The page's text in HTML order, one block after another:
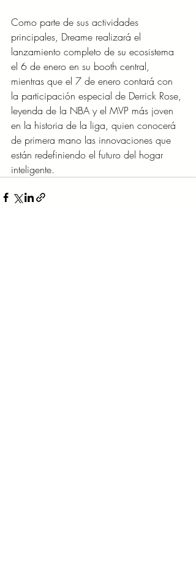
Como parte de sus actividades
principales, Dreame realizará el
lanzamiento completo de su ecosistema
el 6 de enero en su booth central,
mientras que el 7 de enero contará con
la participación especial de Derrick Rose,
leyenda de la NBA y el MVP más joven
en la historia de la liga, quien conocerá
de primera mano las innovaciones que
están redefiniendo el futuro del hogar
inteligente.